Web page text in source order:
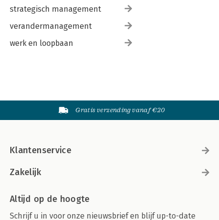
strategisch management
verandermanagement
werk en loopbaan
Gratis verzending vanaf €20
Klantenservice
Zakelijk
Altijd op de hoogte
Schrijf u in voor onze nieuwsbrief en blijf up-to-date